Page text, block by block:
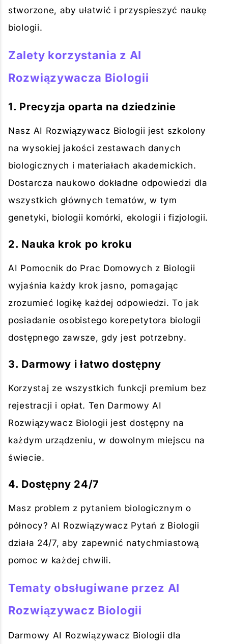
stworzone, aby ułatwić i przyspieszyć naukę
biologii.
Zalety korzystania z AI
Rozwiązywacza Biologii
1. Precyzja oparta na dziedzinie
Nasz AI Rozwiązywacz Biologii jest szkolony
na wysokiej jakości zestawach danych
biologicznych i materiałach akademickich.
Dostarcza naukowo dokładne odpowiedzi dla
wszystkich głównych tematów, w tym
genetyki, biologii komórki, ekologii i fizjologii.
2. Nauka krok po kroku
AI Pomocnik do Prac Domowych z Biologii
wyjaśnia każdy krok jasno, pomagając
zrozumieć logikę każdej odpowiedzi. To jak
posiadanie osobistego korepetytora biologii
dostępnego zawsze, gdy jest potrzebny.
3. Darmowy i łatwo dostępny
Korzystaj ze wszystkich funkcji premium bez
rejestracji i opłat. Ten Darmowy AI
Rozwiązywacz Biologii jest dostępny na
każdym urządzeniu, w dowolnym miejscu na
świecie.
4. Dostępny 24/7
Masz problem z pytaniem biologicznym o
północy? AI Rozwiązywacz Pytań z Biologii
działa 24/7, aby zapewnić natychmiastową
pomoc w każdej chwili.
Tematy obsługiwane przez AI
Rozwiązywacz Biologii
Darmowy AI Rozwiązywacz Biologii dla